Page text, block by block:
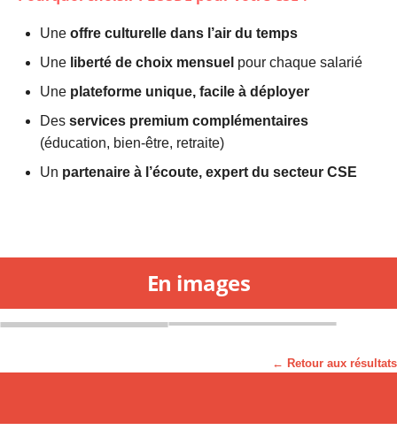
Une offre culturelle dans l’air du temps
Une liberté de choix mensuel pour chaque salarié
Une plateforme unique, facile à déployer
Des services premium complémentaires
(éducation, bien-être, retraite)
Un partenaire à l’écoute, expert du secteur CSE
En images
← Retour aux résultats